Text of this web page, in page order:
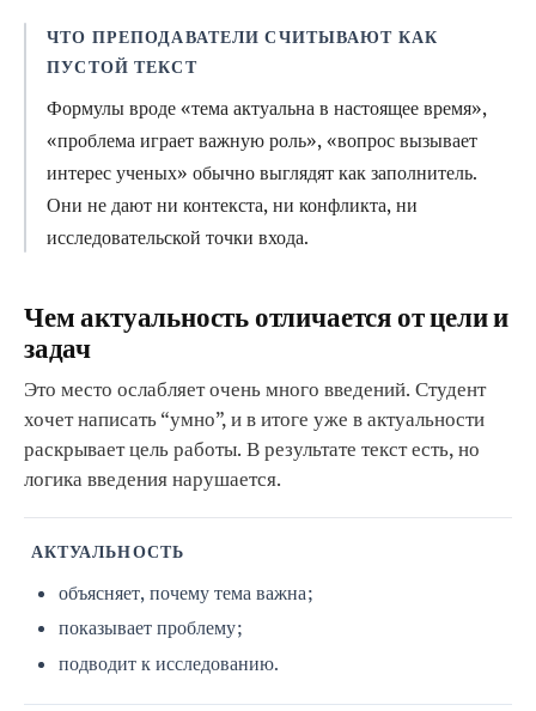
ЧТО ПРЕПОДАВАТЕЛИ СЧИТЫВАЮТ КАК
ПУСТОЙ ТЕКСТ
Формулы вроде «тема актуальна в настоящее время»,
«проблема играет важную роль», «вопрос вызывает
интерес ученых» обычно выглядят как заполнитель.
Они не дают ни контекста, ни конфликта, ни
исследовательской точки входа.
Чем актуальность отличается от цели и
задач
Это место ослабляет очень много введений. Студент
хочет написать “умно”, и в итоге уже в актуальности
раскрывает цель работы. В результате текст есть, но
логика введения нарушается.
АКТУАЛЬНОСТЬ
объясняет, почему тема важна;
показывает проблему;
подводит к исследованию.